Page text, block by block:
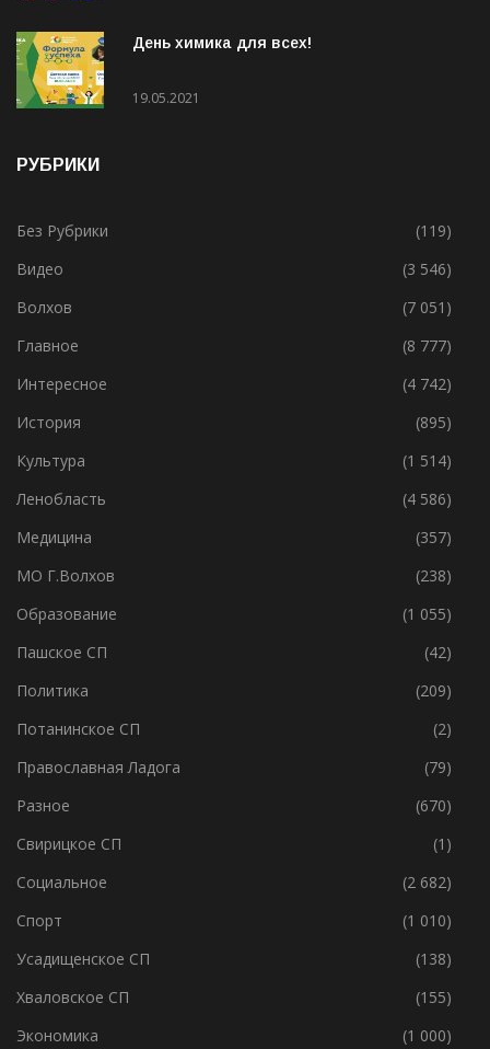
День химика для всех!
19.05.2021
РУБРИКИ
Без Рубрики
(119)
Видео
(3 546)
Волхов
(7 051)
Главное
(8 777)
Интересное
(4 742)
История
(895)
Культура
(1 514)
Ленобласть
(4 586)
Медицина
(357)
МО Г.Волхов
(238)
Образование
(1 055)
Пашское СП
(42)
Политика
(209)
Потанинское СП
(2)
Православная Ладога
(79)
Разное
(670)
Свирицкое СП
(1)
Социальное
(2 682)
Спорт
(1 010)
Усадищенское СП
(138)
Хваловское СП
(155)
Экономика
(1 000)